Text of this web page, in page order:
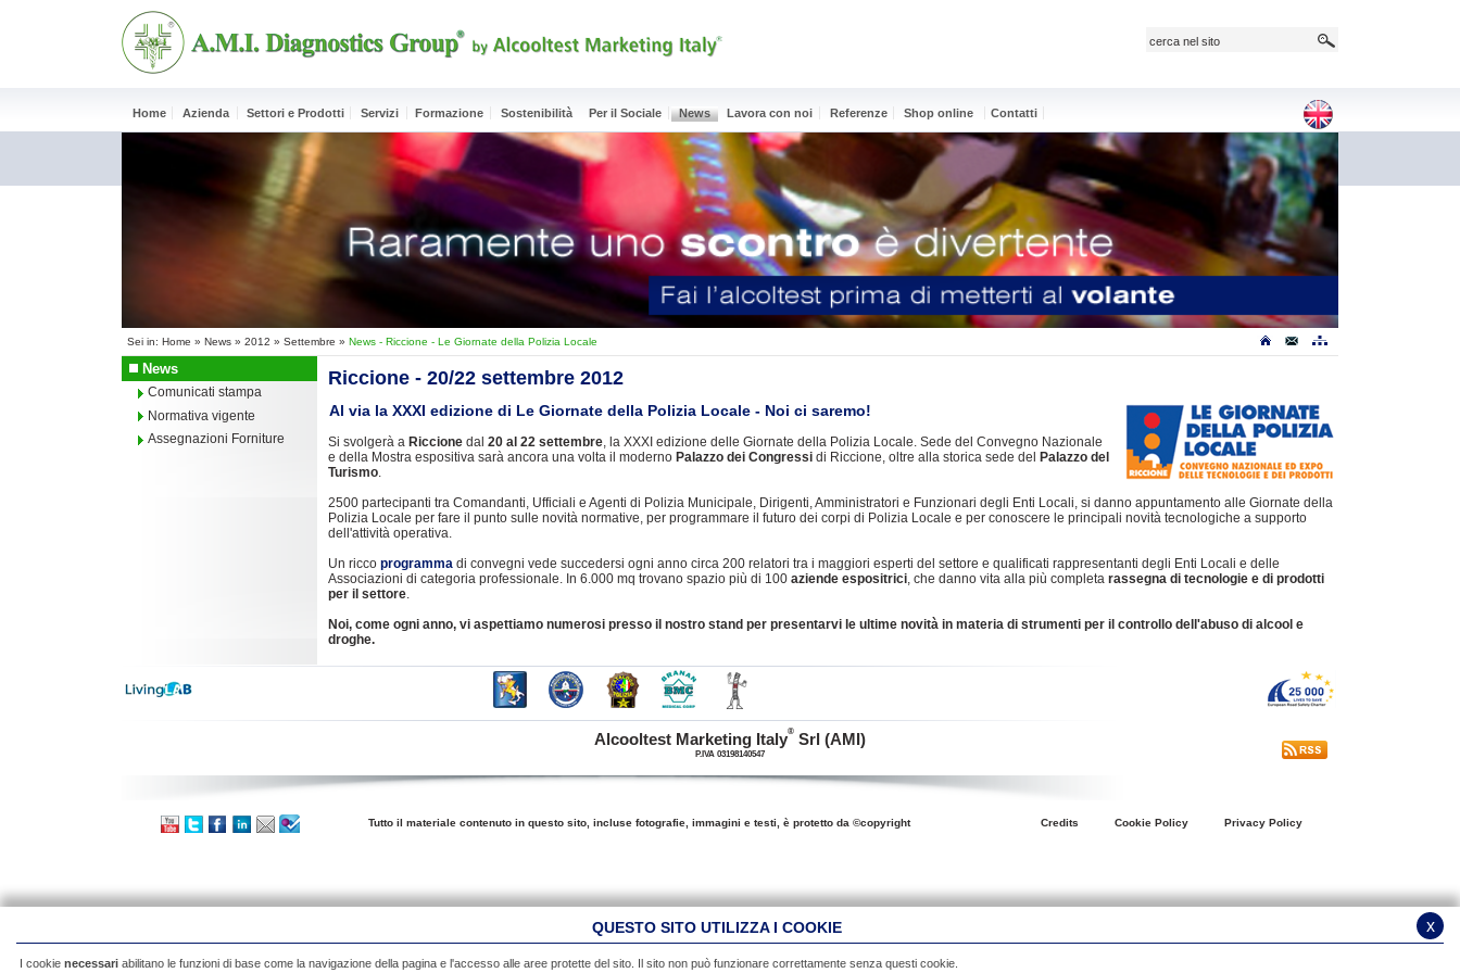
Home Azienda Settori e Prodotti Servizi Formazione Sostenibilità Per il Sociale News Lavora con noi Referenze Shop online Contatti
Sei in: Home » News » 2012 » Settembre » News - Riccione - Le Giornate della Polizia Locale
News
Comunicati stampa
Normativa vigente
Assegnazioni Forniture
Riccione - 20/22 settembre 2012
Al via la XXXI edizione di Le Giornate della Polizia Locale - Noi ci saremo!
Si svolgerà a Riccione dal 20 al 22 settembre , la XXXI edizione delle Giornate della Polizia Locale. Sede del Convegno Nazionale
e della Mostra espositiva sarà ancora una volta il moderno Palazzo dei Congressi di Riccione, oltre alla storica sede del Palazzo del
Turismo
2500 partecipanti tra Comandanti, Ufficiali e Agenti di Polizia Municipale, Dirigenti, Amministratori e Funzionari degli Enti Locali, si danno appuntamento alle Giornate della
Polizia Locale per fare il punto sulle novità normative, per programmare il futuro dei corpi di Polizia Locale e per conoscere le principali novità tecnologiche a supporto
dell'attività operativa.
Un ricco programma di convegni vede succedersi ogni anno circa 200 relatori tra i maggiori esperti del settore e qualificati rappresentanti degli Enti Locali e delle
Associazioni di categoria professionale. In 6.000 mq trovano spazio più di 100 aziende espositrici , che danno vita alla più completa rassegna di tecnologie e di prodotti
per il settore
Noi, come ogni anno, vi aspettiamo numerosi presso il nostro stand per presentarvi le ultime novità in materia di strumenti per il controllo dell'abuso di alcool e
droghe.
Alcooltest Marketing Italy® Srl (AMI)
P.IVA 03198140547
Privacy Policy
Cookie Policy
Credits
Tutto il materiale contenuto in questo sito, incluse fotografie, immagini e testi, è protetto da ©copyright
x
QUESTO SITO UTILIZZA I COOKIE
I cookie necessari abilitano le funzioni di base come la navigazione della pagina e l'accesso alle aree protette del sito. Il sito non può funzionare correttamente senza questi cookie.